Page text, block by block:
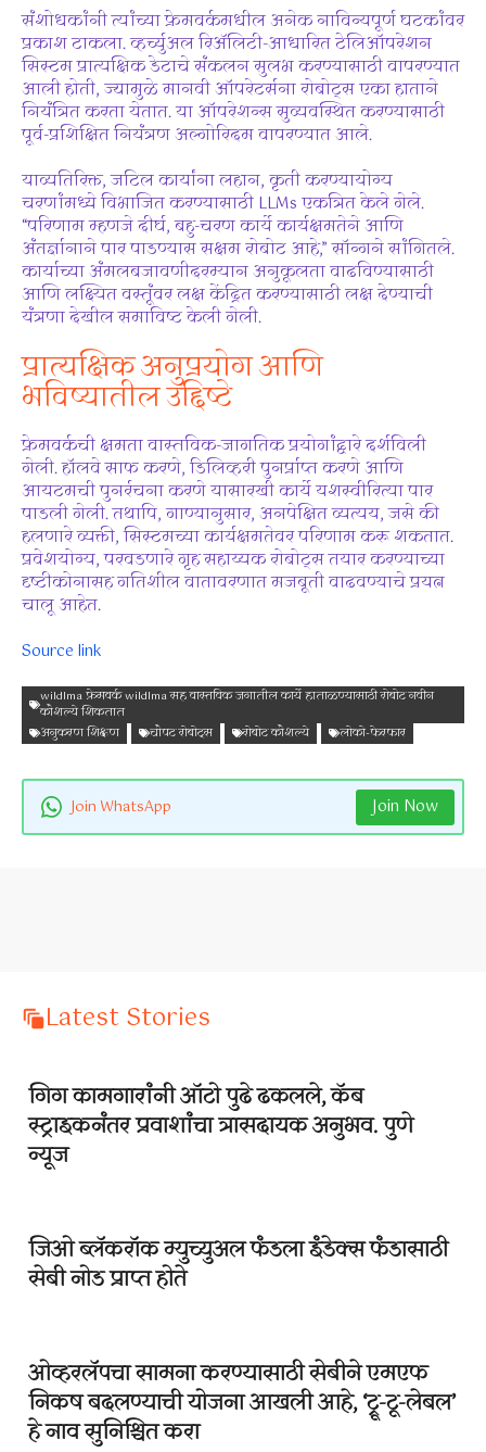
संशोधकांनी त्यांच्या फ्रेमवर्कमधील अनेक नाविन्यपूर्ण घटकांवर
प्रकाश टाकला. व्हर्च्युअल रिॲलिटी-आधारित टेलिऑपरेशन
सिस्टम प्रात्यक्षिक डेटाचे संकलन सुलभ करण्यासाठी वापरण्यात
आली होती, ज्यामुळे मानवी ऑपरेटर्सना रोबोट्स एका हाताने
नियंत्रित करता येतात. या ऑपरेशन्स सुव्यवस्थित करण्यासाठी
पूर्व-प्रशिक्षित नियंत्रण अल्गोरिदम वापरण्यात आले.
याव्यतिरिक्त, जटिल कार्यांना लहान, कृती करण्यायोग्य
चरणांमध्ये विभाजित करण्यासाठी LLMs एकत्रित केले गेले.
“परिणाम म्हणजे दीर्घ, बहु-चरण कार्ये कार्यक्षमतेने आणि
अंतर्ज्ञानाने पार पाडण्यास सक्षम रोबोट आहे,” सॉन्गने सांगितले.
कार्याच्या अंमलबजावणीदरम्यान अनुकूलता वाढविण्यासाठी
आणि लक्ष्यित वस्तूंवर लक्ष केंद्रित करण्यासाठी लक्ष देण्याची
यंत्रणा देखील समाविष्ट केली गेली.
प्रात्यक्षिक अनुप्रयोग आणि
भविष्यातील उद्दिष्टे
फ्रेमवर्कची क्षमता वास्तविक-जागतिक प्रयोगांद्वारे दर्शविली
गेली. हॉलवे साफ करणे, डिलिव्हरी पुनर्प्राप्त करणे आणि
आयटमची पुनर्रचना करणे यासारखी कार्ये यशस्वीरित्या पार
पाडली गेली. तथापि, गाण्यानुसार, अनपेक्षित व्यत्यय, जसे की
हलणारे व्यक्ती, सिस्टमच्या कार्यक्षमतेवर परिणाम करू शकतात.
प्रवेशयोग्य, परवडणारे गृह सहाय्यक रोबोट्स तयार करण्याच्या
दृष्टीकोनासह गतिशील वातावरणात मजबूती वाढवण्याचे प्रयत्न
चालू आहेत.
Source link
wildlma फ्रेमवर्क wildlma सह वास्तविक जगातील कार्ये हाताळण्यासाठी रोबोट नवीन
कौशल्ये शिकतात
अनुकरण शिक्षण
चौपट रोबोट्स रोबोट कौशल्ये लोको-फेरफार
Join WhatsApp Join Now
Latest Stories
गिग कामगारांनी ऑटो पुढे ढकलले, कॅब
स्ट्राइकनंतर प्रवाशांचा त्रासदायक अनुभव. पुणे
न्यूज
जिओ ब्लॅकरॉक म्युच्युअल फंडला इंडेक्स फंडासाठी
सेबी नोड प्राप्त होते
ओव्हरलॅपचा सामना करण्यासाठी सेबीने एमएफ
निकष बदलण्याची योजना आखली आहे, ‘ट्रू-टू-लेबल’
हे नाव सुनिश्चित करा